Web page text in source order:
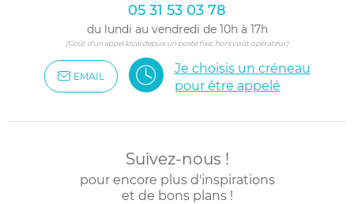
05 31 53 03 78
du lundi au vendredi de 10h à 17h
(Coût d'un appel local depuis un poste fixe, hors coût opérateur)
EMAIL
Je choisis un créneau
pour être appelé
Suivez-nous !
pour encore plus d'inspirations
et de bons plans !